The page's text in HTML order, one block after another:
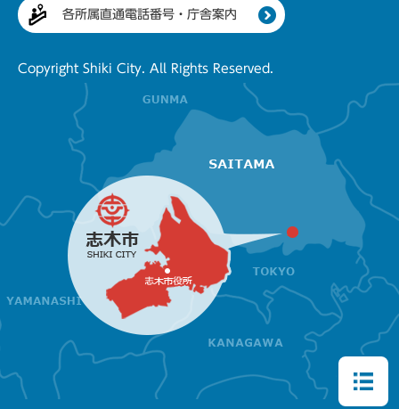
各所属直通電話番号・庁舎案内
Copyright Shiki City. All Rights Reserved.